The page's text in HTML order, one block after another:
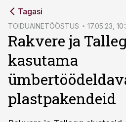
Tagasi
TOIDUAINETÖÖSTUS 17.05.23,
Rakvere ja
kasutama
plastpakendeid